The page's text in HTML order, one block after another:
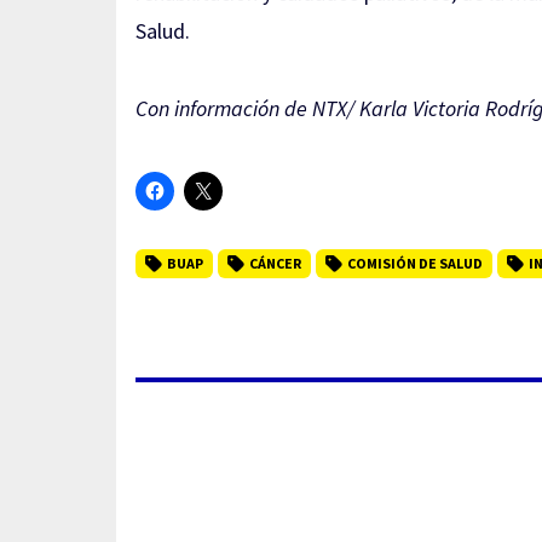
Salud.
Con información de NTX/ Karla Victoria
BUAP CÁNCER COMISIÓN DE SALUD